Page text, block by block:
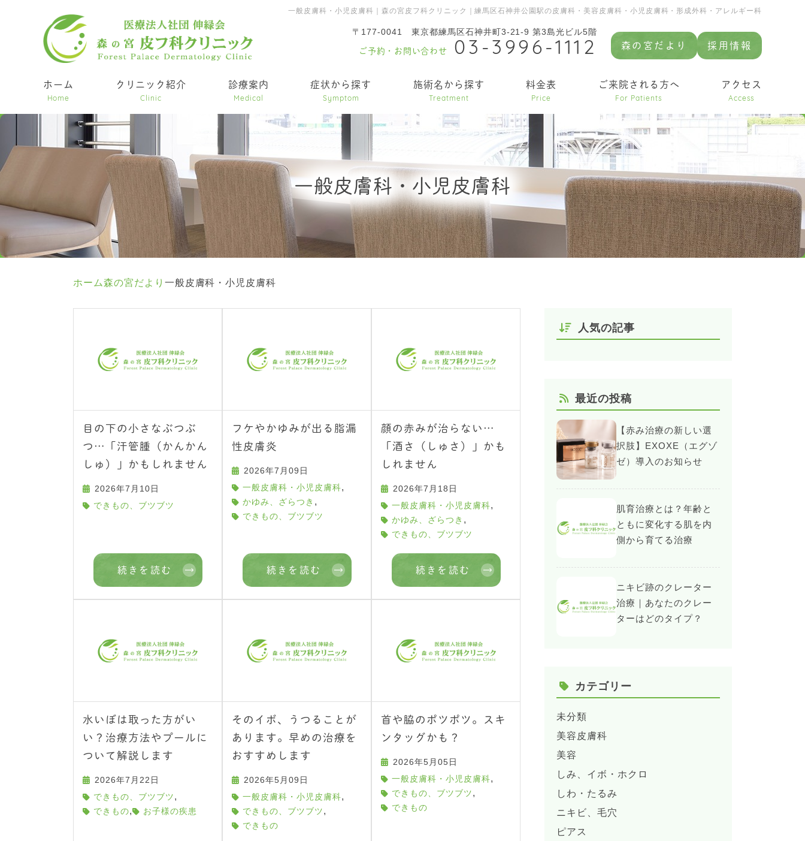
森の宮だより 採用情報
一般皮膚科・小児皮膚科｜森の宮皮フ科クリニック｜練馬区石神井公園駅の皮膚科・美容皮膚科・小児皮膚科・形成外科・アレルギー科
〒177-0041 東京都練馬区石神井町3-21-9 第3島光ビル5階
ご予約・お問い合わせ 03-3996-1112
ホーム
Home
クリニック紹介
Clinic
診療案内
Medical
症状から探す
Symptom
施術名から探す
Treatment
料金表
Price
ご来院される方へ
For Patients
アクセス
Access
一般皮膚科・小児皮膚科
ホーム森の宮だより 一般皮膚科・小児皮膚科
目の下の小さなぶつぶ
つ…「汗管腫（かんかん
しゅ）」かもしれません
2026年7月10日
できもの、ブツブツ
続きを読む
フケやかゆみが出る脂漏
性皮膚炎
2026年7月09日
一般皮膚科・小児皮膚科,
かゆみ、ざらつき ,
できもの、ブツブツ
続きを読む
顔の赤みが治らない…
「酒さ（しゅさ）」かも
しれません
2026年7月18日
一般皮膚科・小児皮膚科,
かゆみ、ざらつき ,
できもの、ブツブツ
続きを読む
水いぼは取った方がい
い？治療方法やプールに
ついて解説します
2026年7月22日
できもの、ブツブツ ,
できもの, お子様の疾患
そのイボ、うつることが
あります。早めの治療を
おすすめします
2026年5月09日
一般皮膚科・小児皮膚科,
できもの、ブツブツ ,
できもの
首や脇のポツポツ。スキ
ンタッグかも？
2026年5月05日
一般皮膚科・小児皮膚科,
できもの、ブツブツ ,
できもの
人気の記事
最近の投稿
【赤み治療の新しい選
択肢】EXOXE（エグゾ
ゼ）導入のお知らせ
肌育治療とは？年齢と
ともに変化する肌を内
側から育てる治療
ニキビ跡のクレーター
治療｜あなたのクレー
ターはどのタイプ？
カテゴリー
未分類
美容皮膚科
美容
しみ、イボ・ホクロ
しわ・たるみ
ニキビ、毛穴
ピアス